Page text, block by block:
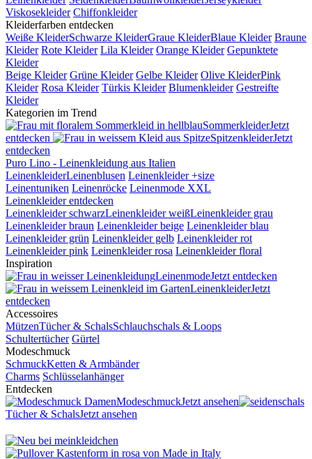
Viskosekleider Chiffonkleider
Kleiderfarben entdecken
Weiße KleiderSchwarze KleiderGraue KleiderBlaue Kleider Braune
Kleider Rote Kleider Lila Kleider Orange Kleider Gepunktete
Kleider
Beige Kleider Grüne Kleider Gelbe Kleider Olive KleiderPink
Kleider Rosa Kleider Türkis Kleider Blumenkleider Gestreifte
Kleider
Kategorien im Trend
SommerkleiderJetzt
entdecken
SpitzenkleiderJetzt
entdecken
Puro Lino - Leinenkleidung aus Italien
LeinenkleiderLeinenblusen Leinenkleider +size
Leinentuniken Leinenröcke Leinenmode XXL
Leinenkleider entdecken
Leinenkleider schwarzLeinenkleider weißLeinenkleider grau
Leinenkleider braun Leinenkleider beige Leinenkleider blau
Leinenkleider grün Leinenkleider gelb Leinenkleider rot
Leinenkleider pink Leinenkleider rosa Leinenkleider floral
Inspiration
LeinenmodeJetzt entdecken
LeinenkleiderJetzt
entdecken
Accessoires
MützenTücher & SchalsSchlauchschals & Loops
Schultertücher Gürtel
Modeschmuck
SchmuckKetten & Armbänder
Charms Schlüsselanhänger
Entdecken
ModeschmuckJetzt ansehen
Tücher & SchalsJetzt ansehen